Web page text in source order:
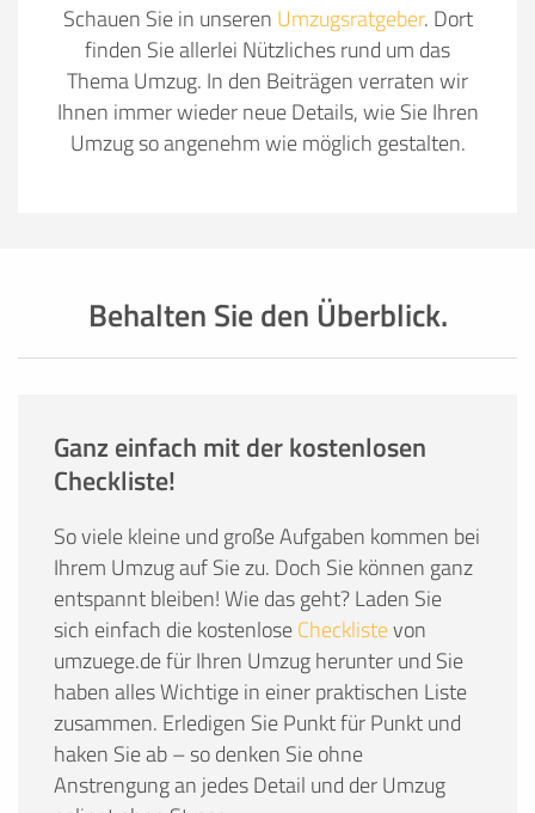
Schauen Sie in unseren Umzugsratgeber. Dort
finden Sie allerlei Nützliches rund um das
Thema Umzug. In den Beiträgen verraten wir
Ihnen immer wieder neue Details, wie Sie Ihren
Umzug so angenehm wie möglich gestalten.
Behalten Sie den Überblick.
Ganz einfach mit der kostenlosen
Checkliste!
So viele kleine und große Aufgaben kommen bei
Ihrem Umzug auf Sie zu. Doch Sie können ganz
entspannt bleiben! Wie das geht? Laden Sie
sich einfach die kostenloseChecklistevon
umzuege.de für Ihren Umzug herunter und Sie
haben alles Wichtige in einer praktischen Liste
zusammen. Erledigen Sie Punkt für Punkt und
haken Sie ab – so denken Sie ohne
Anstrengung an jedes Detail und der Umzug